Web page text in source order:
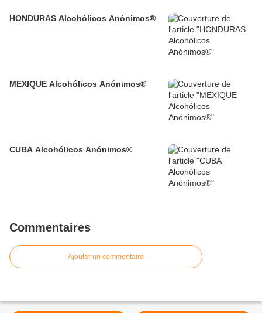
HONDURAS Alcohólicos Anónimos®
MEXIQUE Alcohólicos Anónimos®
CUBA Alcohólicos Anónimos®
Commentaires
Ajouter un commentaire